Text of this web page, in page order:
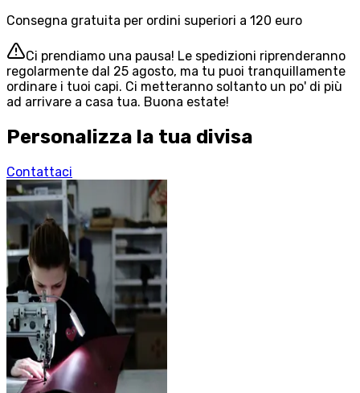
Consegna gratuita per ordini superiori a 120 euro
Ci prendiamo una pausa! Le spedizioni riprenderanno
regolarmente dal 25 agosto, ma tu puoi tranquillamente
ordinare i tuoi capi. Ci metteranno soltanto un po' di più
ad arrivare a casa tua. Buona estate!
Personalizza la tua divisa
Contattaci